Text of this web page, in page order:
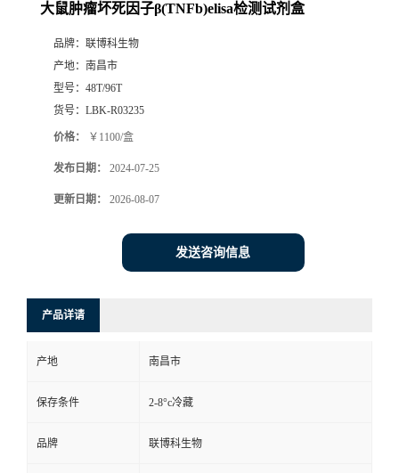
大鼠肿瘤坏死因子β(TNFb)elisa检测试剂盒
品牌： 联博科生物
产地： 南昌市
型号： 48T/96T
货号： LBK-R03235
价格： ￥1100/盒
发布日期： 2024-07-25
更新日期： 2026-08-07
发送咨询信息
产品详请
产地 南昌市
保存条件 2-8°c冷藏
品牌 联博科生物